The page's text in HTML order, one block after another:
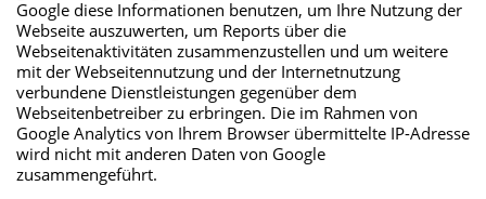
Google diese Informationen benutzen, um Ihre Nutzung der
Webseite auszuwerten, um Reports über die
Webseitenaktivitäten zusammenzustellen und um weitere
mit der Webseitennutzung und der Internetnutzung
verbundene Dienstleistungen gegenüber dem
Webseitenbetreiber zu erbringen. Die im Rahmen von
Google Analytics von Ihrem Browser übermittelte IP-Adresse
wird nicht mit anderen Daten von Google
zusammengeführt.